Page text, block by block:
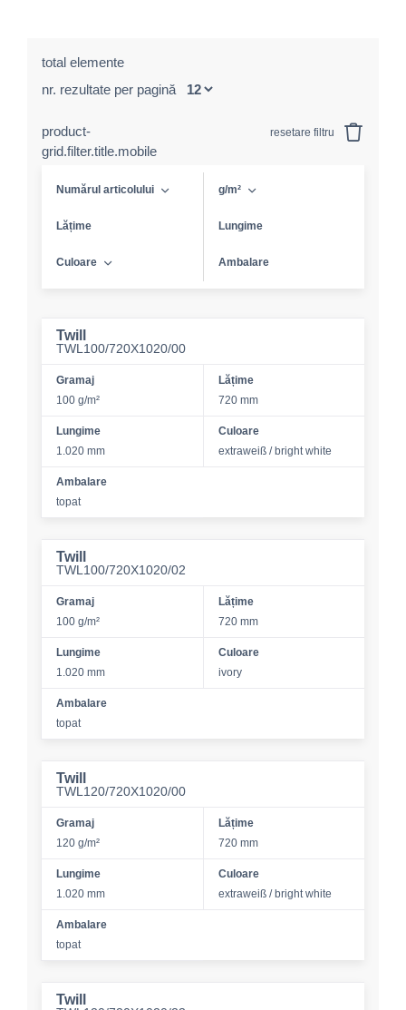
total elemente
nr. rezultate per pagină
product-
grid.filter.title.mobile
resetare filtru
Numărul articolului g/m²
Lățime Lungime
Culoare Ambalare
Twill
TWL100/720X1020/00
Gramaj
100 g/m²
Lățime
720 mm
Lungime
1.020 mm
Culoare
extraweiß / bright white
Ambalare
topat
Twill
TWL100/720X1020/02
Gramaj
100 g/m²
Lățime
720 mm
Lungime
1.020 mm
Culoare
ivory
Ambalare
topat
Twill
TWL120/720X1020/00
Gramaj
120 g/m²
Lățime
720 mm
Lungime
1.020 mm
Culoare
extraweiß / bright white
Ambalare
topat
Twill